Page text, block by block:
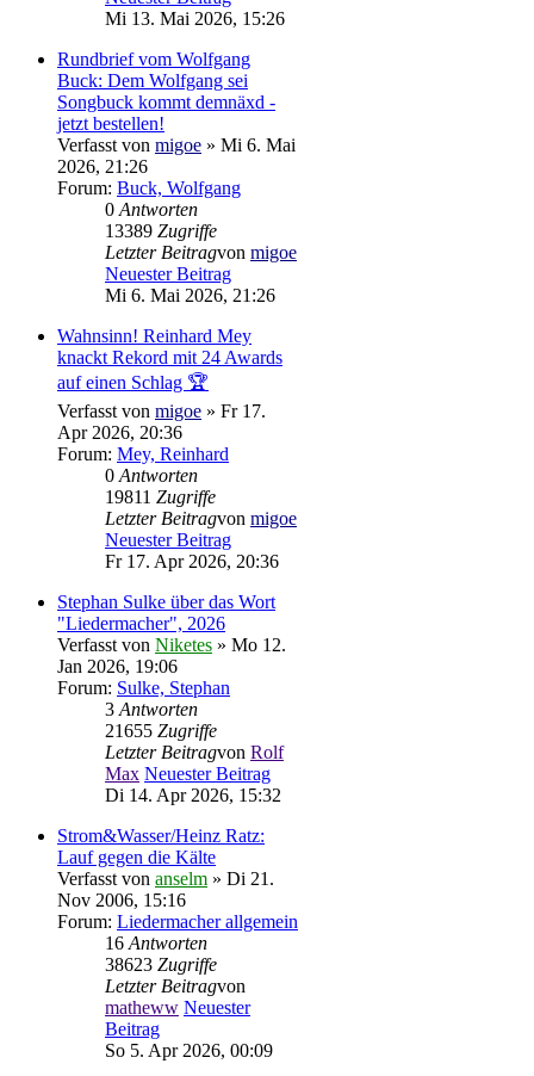
Mi 13. Mai 2026, 15:26
Rundbrief vom Wolfgang
Buck: Dem Wolfgang sei
Songbuck kommt demnäxd -
jetzt bestellen!
Verfasst von migoe » Mi 6. Mai
2026, 21:26
Forum: Buck, Wolfgang
0 Antworten
13389 Zugriffe
Letzter Beitragvon migoe
Neuester Beitrag
Mi 6. Mai 2026, 21:26
Wahnsinn! Reinhard Mey
knackt Rekord mit 24 Awards
auf einen Schlag 🏆
Verfasst von migoe » Fr 17.
Apr 2026, 20:36
Forum: Mey, Reinhard
0 Antworten
19811 Zugriffe
Letzter Beitragvon migoe
Neuester Beitrag
Fr 17. Apr 2026, 20:36
Stephan Sulke über das Wort
"Liedermacher", 2026
Verfasst von Niketes » Mo 12.
Jan 2026, 19:06
Forum: Sulke, Stephan
3 Antworten
21655 Zugriffe
Letzter Beitragvon Rolf
Max Neuester Beitrag
Di 14. Apr 2026, 15:32
Strom&Wasser/Heinz Ratz:
Lauf gegen die Kälte
Verfasst von anselm » Di 21.
Nov 2006, 15:16
Forum: Liedermacher allgemein
16 Antworten
38623 Zugriffe
Letzter Beitragvon
matheww Neuester
Beitrag
So 5. Apr 2026, 00:09